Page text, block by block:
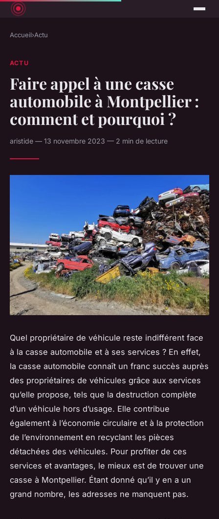
Accueil›Actu
ACTU
Faire appel à une casse
automobile à Montpellier :
comment et pourquoi ?
aristide — 13 novembre 2023 — 2 min de lecture
Quel propriétaire de véhicule reste indifférent face
à la casse automobile et à ses services ? En effet,
la casse automobile connaît un franc succès auprès
des propriétaires de véhicules grâce aux services
qu’elle propose, tels que la destruction complète
d’un véhicule hors d’usage. Elle contribue
également à l’économie circulaire et à la protection
de l’environnement en recyclant les pièces
détachées des véhicules. Pour profiter de ces
services et avantages, le mieux est de trouver une
casse à Montpellier. Étant donné qu’il y en a un
grand nombre, les adresses ne manquent pas.